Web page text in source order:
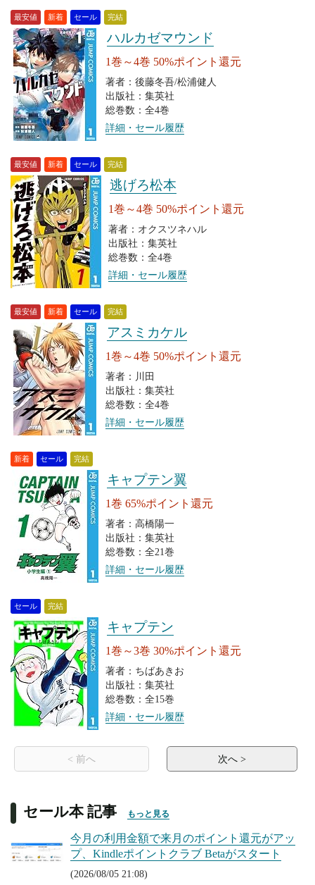
最安値 新着 セール 完結
ハルカゼマウンド
1巻～4巻 50%ポイント還元
著者：後藤冬吾/松浦健人
出版社：集英社
総巻数：全4巻
詳細・セール履歴
最安値 新着 セール 完結
逃げろ松本
1巻～4巻 50%ポイント還元
著者：オクスツネハル
出版社：集英社
総巻数：全4巻
詳細・セール履歴
最安値 新着 セール 完結
アスミカケル
1巻～4巻 50%ポイント還元
著者：川田
出版社：集英社
総巻数：全4巻
詳細・セール履歴
新着 セール 完結
キャプテン翼
1巻 65%ポイント還元
著者：高橋陽一
出版社：集英社
総巻数：全21巻
詳細・セール履歴
セール 完結
キャプテン
1巻～3巻 30%ポイント還元
著者：ちばあきお
出版社：集英社
総巻数：全15巻
詳細・セール履歴
< 前へ 次へ >
セール本 記事 もっと見る
今月の利用金額で来月のポイント還元がアッ
プ、Kindleポイントクラブ Betaがスタート
(2026/08/05 21:08)